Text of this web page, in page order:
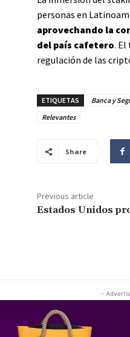
personas en
aprovechando la
del país cafetero. El
regulación de las
ETIQUETAS Banca y
Relevantes
Share
Previous article
Estados Unidos
-